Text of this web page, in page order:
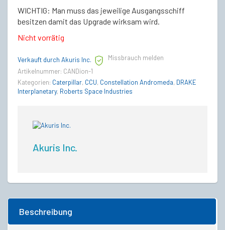
WICHTIG: Man muss das jeweilige Ausgangsschiff
besitzen damit das Upgrade wirksam wird.
Nicht vorrätig
Verkauft durch Akuris Inc.
Missbrauch melden
Artikelnummer: CANDion-1
Kategorien: Caterpillar, CCU, Constellation Andromeda, DRAKE
Interplanetary, Roberts Space Industries
Akuris Inc.
Beschreibung